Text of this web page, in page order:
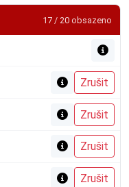
17 / 20 obsazeno